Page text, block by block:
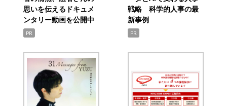
思いを伝えるドキュメ
ンタリー動画を公開中
PR
戦略 科学的人事の最
新事例
PR